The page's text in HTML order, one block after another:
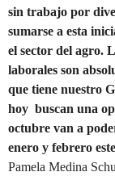
sin trabajo por
sumarse a esta
el sector del agro.
laborales son
que tiene nuestro
hoy buscan una
octubre van a
enero y febrero
Pamela Medina